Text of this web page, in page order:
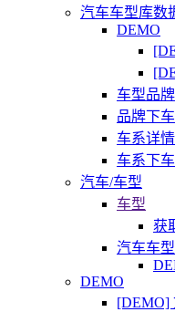
汽车车型库数
DEMO
车型品
品牌下
车系详情
车系下
汽车/车型
车型
获
汽车车
DEMO
[DEMO]